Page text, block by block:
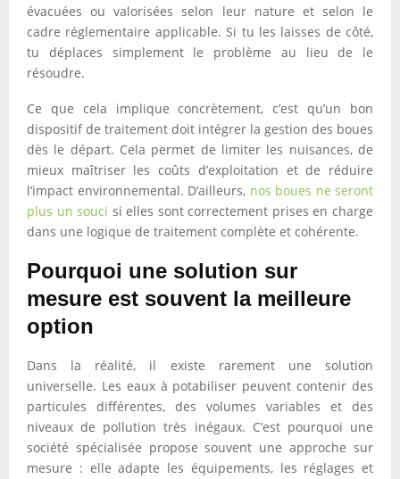
évacuées ou valorisées selon leur nature et selon le
cadre réglementaire applicable. Si tu les laisses de côté,
tu déplaces simplement le problème au lieu de le
résoudre.
Ce que cela implique concrètement, c’est qu’un bon
dispositif de traitement doit intégrer la gestion des boues
dès le départ. Cela permet de limiter les nuisances, de
mieux maîtriser les coûts d’exploitation et de réduire
l’impact environnemental. D’ailleurs, nos boues ne seront
plus un souci si elles sont correctement prises en charge
dans une logique de traitement complète et cohérente.
Pourquoi une solution sur
mesure est souvent la meilleure
option
Dans la réalité, il existe rarement une solution
universelle. Les eaux à potabiliser peuvent contenir des
particules différentes, des volumes variables et des
niveaux de pollution très inégaux. C’est pourquoi une
société spécialisée propose souvent une approche sur
mesure : elle adapte les équipements, les réglages et